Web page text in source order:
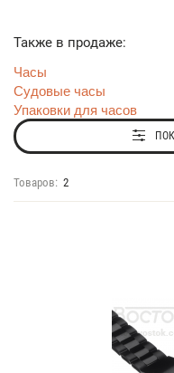
Также в продаже:
Часы
Судовые часы
Упаковки для часов
Товаров: 2